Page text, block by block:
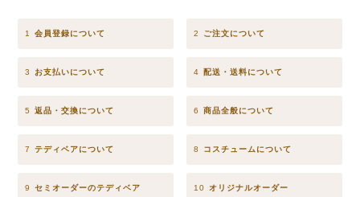
1 会員登録について 2 ご注文について
3 お支払いについて 4 配送・送料について
5 返品・交換について 6 商品全般について
7 テディベアについて 8 コスチュームについて
9 セミオーダーのテディベア 10 オリジナルオーダー